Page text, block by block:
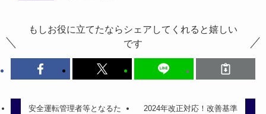
もしお役に立てたならシェアしてくれると嬉しい
です
安全運転管理者等となるた
2024年改正対応！改善基準